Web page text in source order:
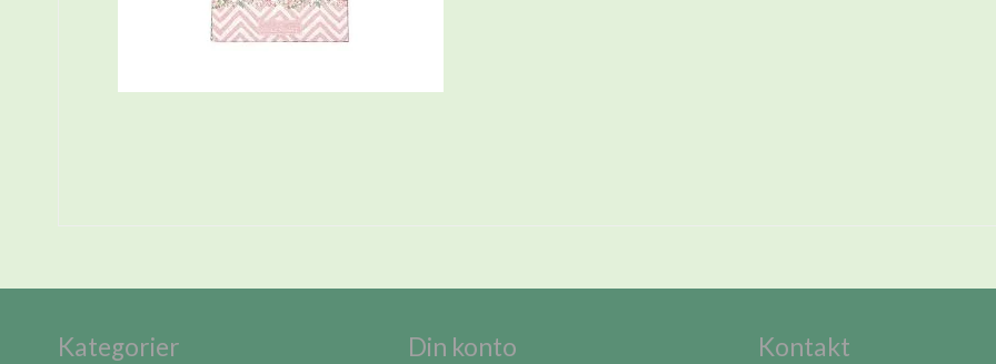
Kategorier Din konto Kontakt